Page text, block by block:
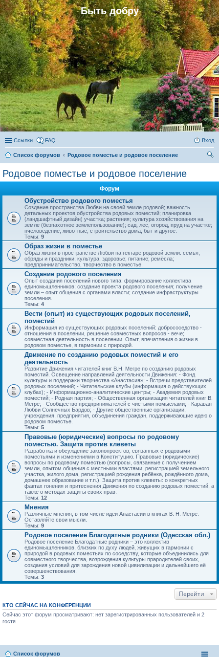
Быть добру
Ссылки FAQ Вход
Список форумов
Родовое поместье и родовое поселение
Родовое поместье и родовое поселение
Форум
Обустройство родового поместья
Создание пространства Любви на своей земле родовой; важность
детальных проектов обустройства родовых поместий; планировка
(ландшафтный дизайн) участка; растения; культура хозяйствования на
земле (безпахотное землепользование); сад, лес, огород, пруд на участке;
пчеловедение; животные; строительство дома, быт и другое.
Темы: 9
Образ жизни в поместье
Образ жизни в пространстве Любви на гектаре родовой земли: семья;
обряды и праздники; культура; здоровье; питание; ремёсла;
предпринимательство, творчество в поместье.
Создание родового поселения
Опыт создания поселений нового типа: формирование коллектива
единомышленников; создание проекта родового поселения; получение
земли – опыт общения с органами власти; создание инфраструктуры
поселения.
Темы: 4
Вести (опыт) из существующих родовых поселений,
поместий
Информация из существующих родовых поселений: добрососедство -
отношения в поселении, решение совместных вопросов - вече;
совместная деятельность в поселении. Опыт, впечатления о жизни в
родовом поместье, в гармонии с природой.
Движение по созданию родовых поместий и его
деятельность
Развитие Движения читателей книг В.Н. Мегре по созданию родовых
поместий. Освещение направлений деятельности Движения: - Фонд
культуры и поддержки творчества «Анастасия»; - Встречи представителей
родовых поселений; - Читательские клубы (информация о действующих
клубах); - Информационно-аналитические центры; - Академия родовых
поместий; - Родная партия; - Общественная организация читателей книг В.
Мегре; - Сообщество предпринимателей с чистыми помыслами; - Караван
Любви Солнечных Бардов; - Другие общественные организации,
учреждения, предприятия, объединения граждан, поддерживающие идею о
родовом поместье.
Темы: 5
Правовые (юридические) вопросы по родовому
поместью. Защита против клеветы
Разработка и обсуждение законопроектов, связанных с родовыми
поместьями и изменениями в Конституцию. Правовые (юридические)
вопросы по родовому поместью (вопросы, связанные с получением
земли, опытом общения с местными властями, регистрацией земельного
участка, жилого дома, регистрацией рождения ребёнка, рождённого дома,
домашнее образование и т.п.). Защита против клеветы: о конкретных
фактах гонения и притеснения Движения по созданию родовых поместий, а
также о методах защиты своих прав.
Темы: 12
Мнения
Различные мнения, в том числе идеи Анастасии в книгах В. Н. Мегре.
Оставляйте свои мысли.
Темы: 9
Родовое поселение Благодатные родники (Одесская обл.)
Родовое поселение Благодатные родники – это коллектив
единомышленников, близких по духу людей, живущих в гармонии с
природой в родовых поместьях по соседству, которые объединились для
совместного творчества, возрождения культуры прародителей своих,
создания условий для зарождения новой цивилизации и дальнейшего её
совершенствования.
Темы: 3
Перейти
КТО СЕЙЧАС НА КОНФЕРЕНЦИИ
Сейчас этот форум просматривают: нет зарегистрированных пользователей и 2
гостя
Список форумов